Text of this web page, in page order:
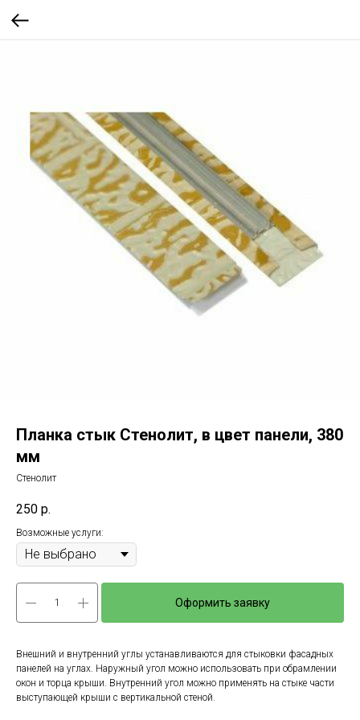
Планка стык Стенолит, в цвет панели, 380
мм
Стенолит
250 р.
Возможные услуги:
Оформить заявку
Внешний и внутренний углы устанавливаются для стыковки фасадных
панелей на углах. Наружный угол можно использовать при обрамлении
окон и торца крыши. Внутренний угол можно применять на стыке части
выступающей крыши с вертикальной стеной.